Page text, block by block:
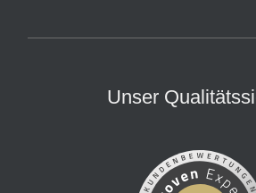
Unser